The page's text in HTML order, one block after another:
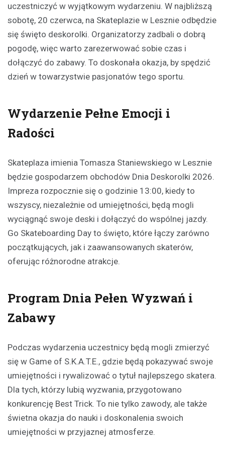
uczestniczyć w wyjątkowym wydarzeniu. W najbliższą
sobotę, 20 czerwca, na Skateplazie w Lesznie odbędzie
się święto deskorolki. Organizatorzy zadbali o dobrą
pogodę, więc warto zarezerwować sobie czas i
dołączyć do zabawy. To doskonała okazja, by spędzić
dzień w towarzystwie pasjonatów tego sportu.
Wydarzenie Pełne Emocji i
Radości
Skateplaza imienia Tomasza Staniewskiego w Lesznie
będzie gospodarzem obchodów Dnia Deskorolki 2026.
Impreza rozpocznie się o godzinie 13:00, kiedy to
wszyscy, niezależnie od umiejętności, będą mogli
wyciągnąć swoje deski i dołączyć do wspólnej jazdy.
Go Skateboarding Day to święto, które łączy zarówno
początkujących, jak i zaawansowanych skaterów,
oferując różnorodne atrakcje.
Program Dnia Pełen Wyzwań i
Zabawy
Podczas wydarzenia uczestnicy będą mogli zmierzyć
się w Game of S.K.A.T.E., gdzie będą pokazywać swoje
umiejętności i rywalizować o tytuł najlepszego skatera.
Dla tych, którzy lubią wyzwania, przygotowano
konkurencję Best Trick. To nie tylko zawody, ale także
świetna okazja do nauki i doskonalenia swoich
umiejętności w przyjaznej atmosferze.